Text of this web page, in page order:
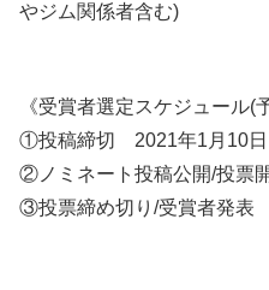
やジム関係者含む)
《受賞者選定スケジュール(
①投稿締切 2021年1月10日
②ノミネート投稿公開/投票
③投票締め切り/受賞者発表